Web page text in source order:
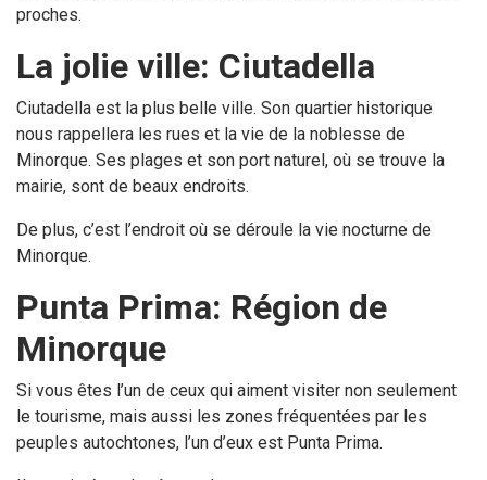
proches.
La jolie ville: Ciutadella
Ciutadella est la plus belle ville. Son quartier historique
nous rappellera les rues et la vie de la noblesse de
Minorque. Ses plages et son port naturel, où se trouve la
mairie, sont de beaux endroits.
De plus, c’est l’endroit où se déroule la vie nocturne de
Minorque.
Punta Prima: Région de
Minorque
Si vous êtes l’un de ceux qui aiment visiter non seulement
le tourisme, mais aussi les zones fréquentées par les
peuples autochtones, l’un d’eux est Punta Prima.